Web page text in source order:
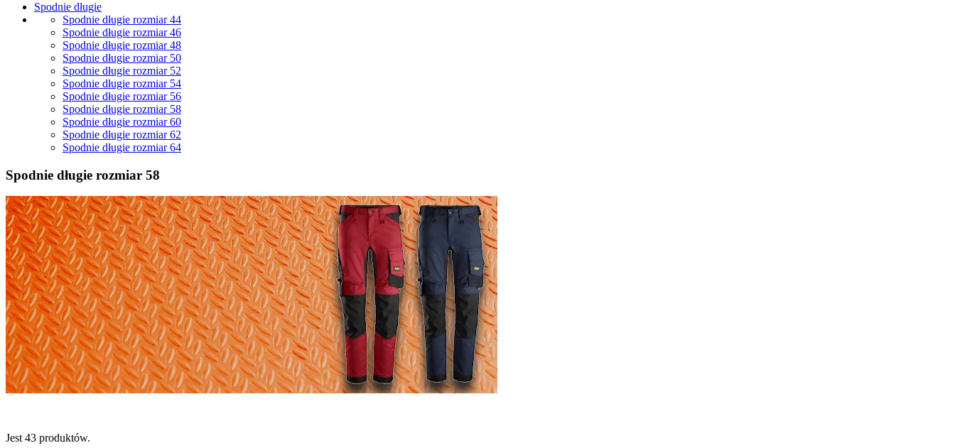
Spodnie długie
Spodnie długie rozmiar 44
Spodnie długie rozmiar 46
Spodnie długie rozmiar 48
Spodnie długie rozmiar 50
Spodnie długie rozmiar 52
Spodnie długie rozmiar 54
Spodnie długie rozmiar 56
Spodnie długie rozmiar 58
Spodnie długie rozmiar 60
Spodnie długie rozmiar 62
Spodnie długie rozmiar 64
Spodnie długie rozmiar 58
Jest 43 produktów.